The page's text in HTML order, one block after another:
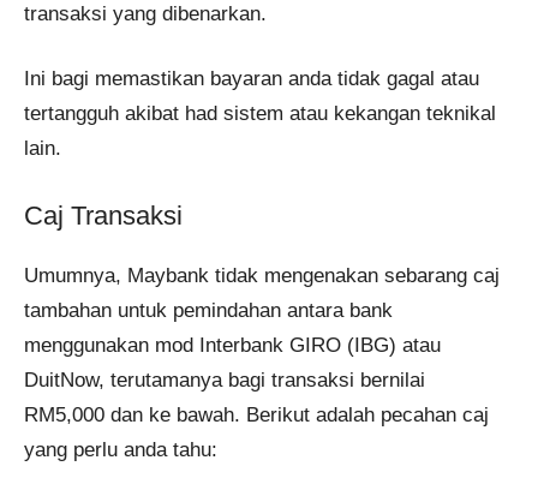
transaksi yang dibenarkan.
Ini bagi memastikan bayaran anda tidak gagal atau
tertangguh akibat had sistem atau kekangan teknikal
lain.
Caj Transaksi
Umumnya, Maybank tidak mengenakan sebarang caj
tambahan untuk pemindahan antara bank
menggunakan mod Interbank GIRO (IBG) atau
DuitNow, terutamanya bagi transaksi bernilai
RM5,000 dan ke bawah. Berikut adalah pecahan caj
yang perlu anda tahu: